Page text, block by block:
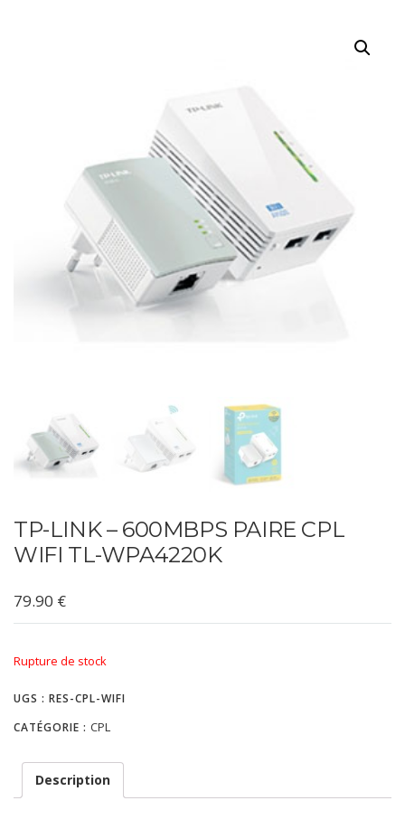
TP-LINK – 600MBPS PAIRE CPL
WIFI TL-WPA4220K
79.90 €
Rupture de stock
UGS : RES-CPL-WIFI
CATÉGORIE : CPL
Description